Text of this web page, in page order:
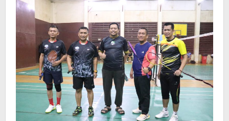
Tangkis